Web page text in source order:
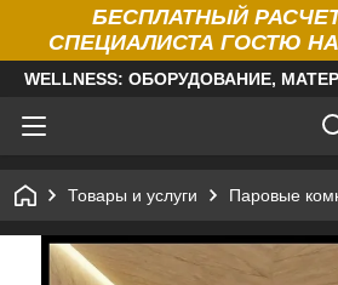
БЕСПЛАТНЫЙ
СПЕЦИАЛИСТА ГОСТЮ
WELLNESS: ОБОРУДОВАНИЕ,
Товары и услуги Паровые